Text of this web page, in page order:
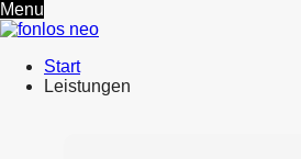
Menu
Start
Leistungen